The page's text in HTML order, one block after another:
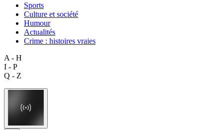
Sports
Culture et société
Humour
Actualités
Crime : histoires vraies
A - H
I - P
Q - Z